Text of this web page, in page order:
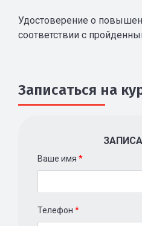
Удостоверение о
соответствии с
Записаться на
Ваше имя *
Телефон *